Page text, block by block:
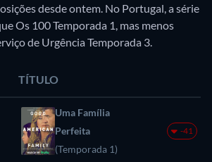
desde ontem. No Portugal, a série
Os 100 Temporada 1, mas menos
de Urgência Temporada 3.
TÍTULO
Uma Família
Perfeita
(Temporada 1)
-41